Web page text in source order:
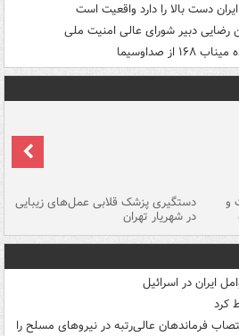
دست بالا را دارد واقعیت است
رضایی دبیر شورای عالی امنیت‌ ملی
صداوسیما
و دستگیری پزشک قلابی عمل‌های زیبایی
در شهریار تهران
ایران در اسرائیل
فرماندهان عالی‌رتبه در نیروهای مسلح را